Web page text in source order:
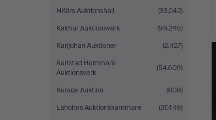
Höörs Auktionshall
(33.042)
Kalmar Auktionsverk
(99.245)
Karljohan Auktioner
(2.427)
Karlstad Hammarö
Auktionsverk
(54.609)
Kurage Auktion
(808)
Laholms Auktionskammare
(37.449)